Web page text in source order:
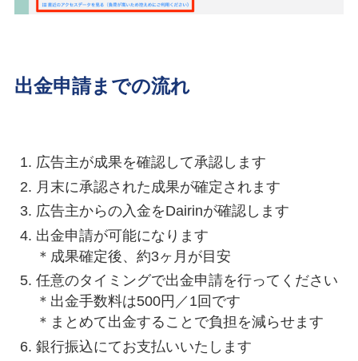
出金申請までの流れ
広告主が成果を確認して承認します
月末に承認された成果が確定されます
広告主からの入金をDairinが確認します
出金申請が可能になります
＊成果確定後、約3ヶ月が目安
任意のタイミングで出金申請を行ってください
＊出金手数料は500円／1回です
＊まとめて出金することで負担を減らせます
銀行振込にてお支払いいたします